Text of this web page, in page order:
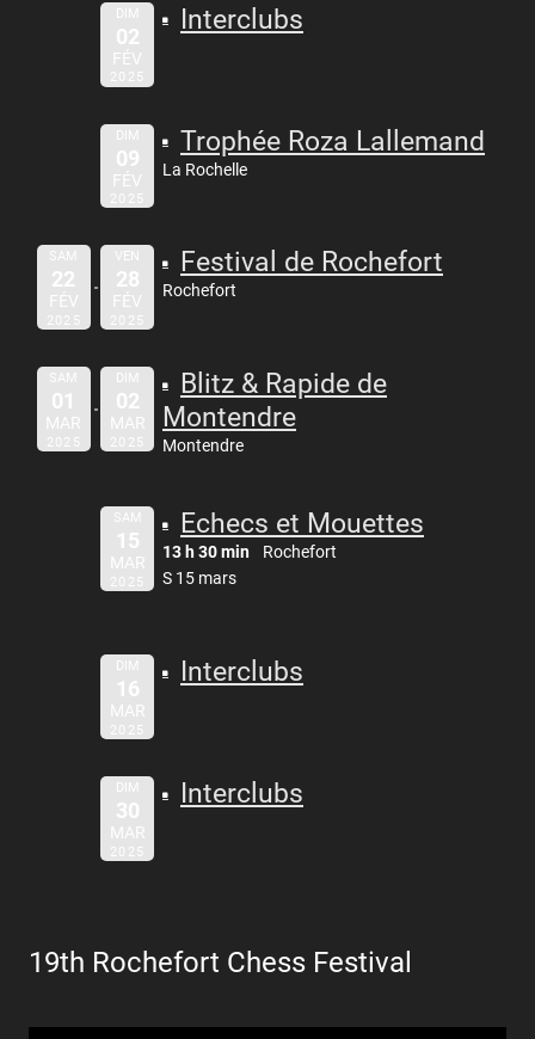
DIM
02
FÉV
2025
Interclubs
DIM
09
FÉV
2025
Trophée Roza Lallemand
La Rochelle
SAM
22
FÉV
2025
VEN
28
FÉV
2025
Festival de Rochefort
Rochefort
SAM
01
MAR
2025
DIM
02
MAR
2025
Blitz & Rapide de
Montendre
Montendre
SAM
15
MAR
2025
Echecs et Mouettes
13 h 30 min
Rochefort
S 15 mars
DIM
16
MAR
2025
Interclubs
DIM
30
MAR
2025
Interclubs
19th Rochefort Chess Festival